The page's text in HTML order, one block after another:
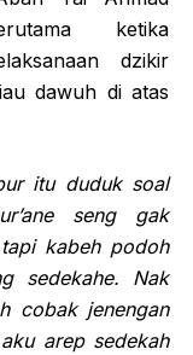
ketika
dzikir
dawuh di atas
itu duduk soal
seng gak
kabeh podoh
sedekahe. Nak
cobak jenengan
arep sedekah